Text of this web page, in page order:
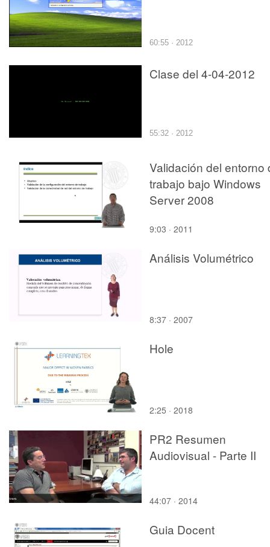
60:55 · 2012
Clase del 4-04-2012
55:32 · 2012
Validación del entorno
trabajo bajo Windows
Server 2008
9:03 · 2011
Análisis Volumétrico
8:37 · 2007
Hole
2:25 · 2018
PR2 Resumen
Audiovisual - Parte II
44:07 · 2014
Guia Docent